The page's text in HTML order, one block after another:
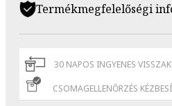
Termékmegfelelőségi
30 NAPOS INGYENES
CSOMAGELLENŐRZÉS